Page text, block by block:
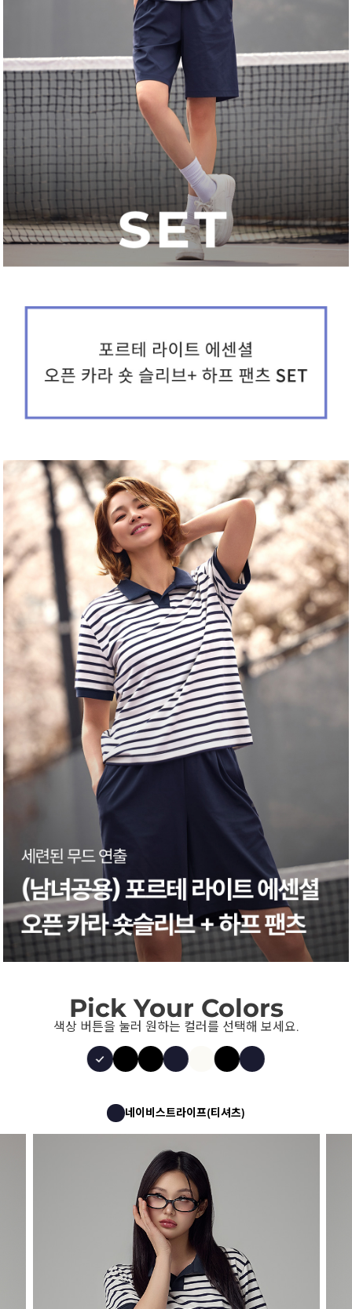
Pick Your Colors
색상 버튼을 눌러 원하는 컬러를 선택해 보세요.
네이비스트라이프(티셔츠)